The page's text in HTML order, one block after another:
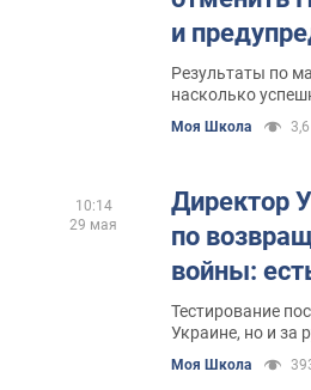
и
Результаты по
насколько
Моя Школа
Директор
по
войны:
Тестирование
Украине, но и за
Моя Школа
10:14
29 мая